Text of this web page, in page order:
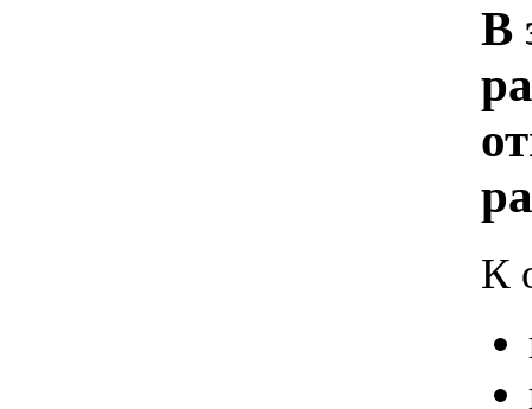
В
К